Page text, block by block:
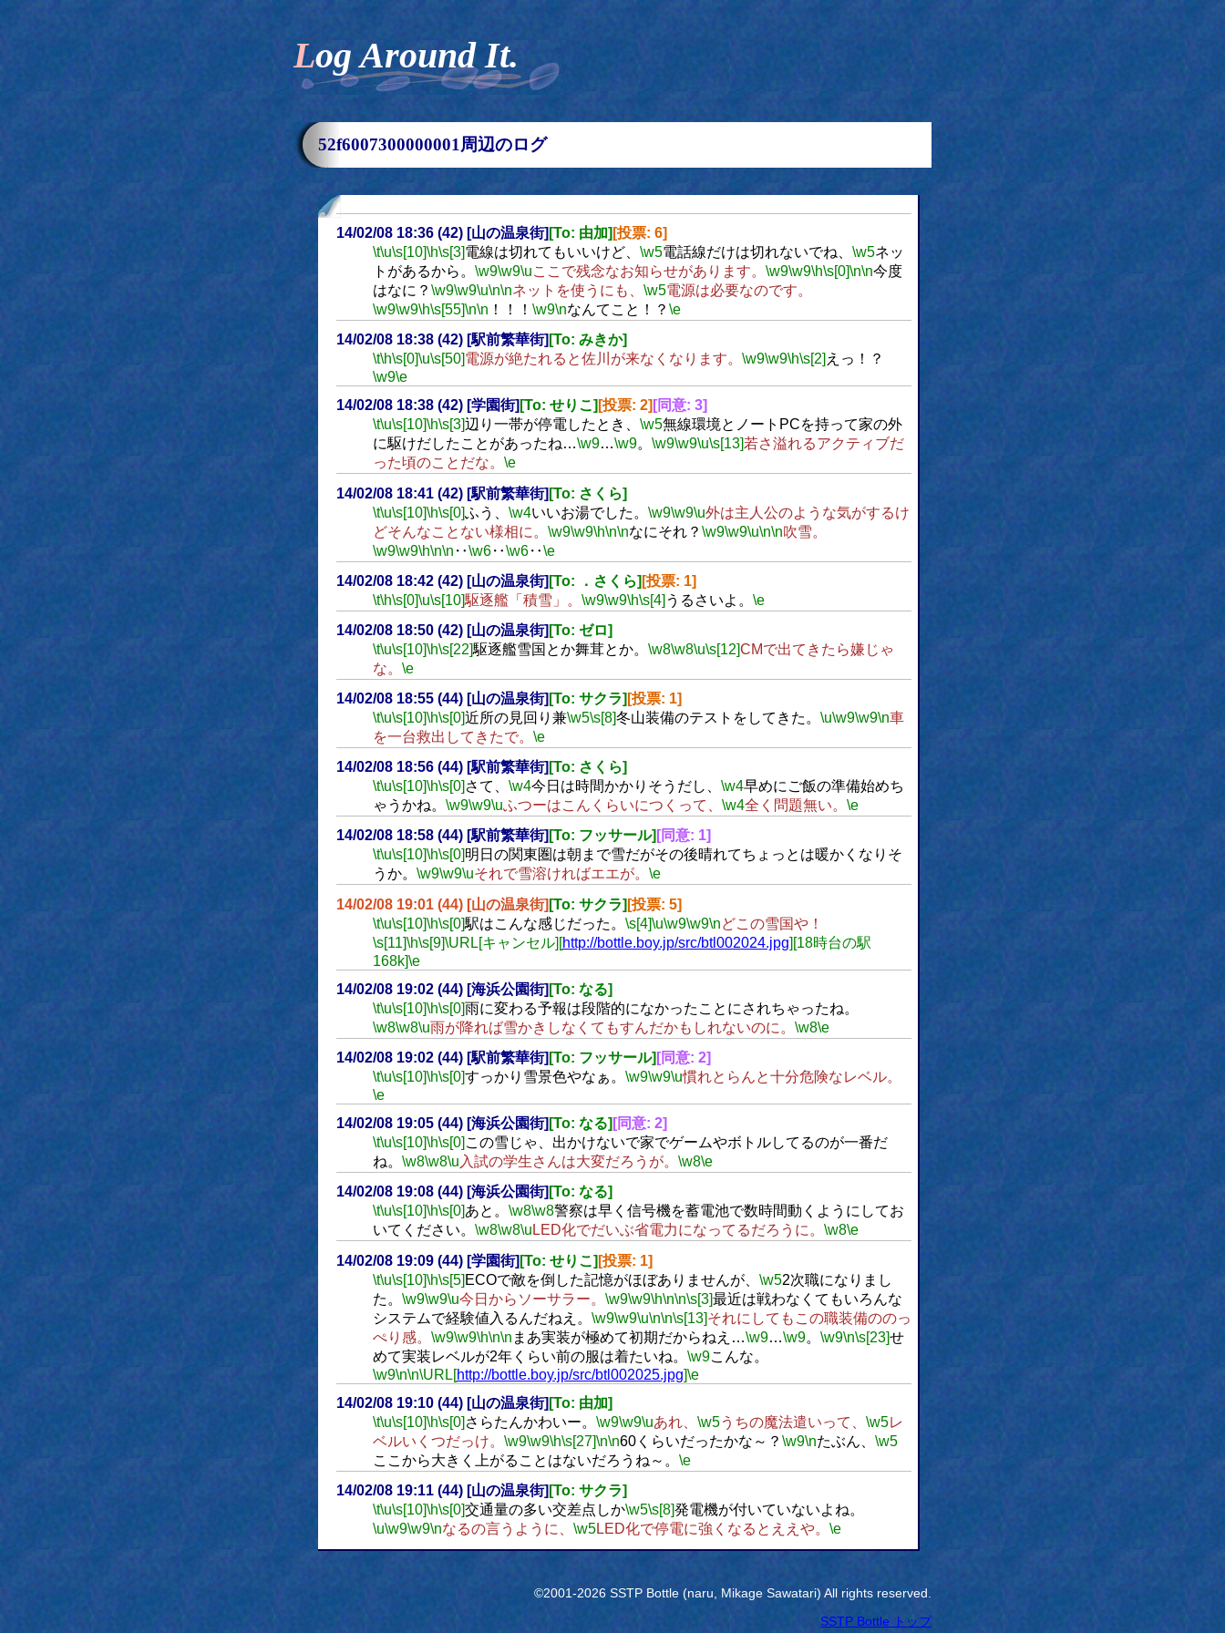
Log Around It.
52f6007300000001周辺のログ
14/02/08 18:36 (42) [山の温泉街] [To: 由加] [投票: 6]
\t\u\s[10]\h\s[3]電線は切れてもいいけど、 \w5電話線だけは切れないでね、 \w5ネッ
トがあるから。 \w9\w9\uここで残念なお知らせがあります。 \w9\w9\h\s[0]\n\n今度
はなに？ \w9\w9\u\n\nネットを使うにも、 \w5電源は必要なのです。
\w9\w9\h\s[55]\n\n ！！！ \w9\nなんてこと！？ \e
14/02/08 18:38 (42) [駅前繁華街] [To: みきか]
\t\h\s[0]\u\s[50]電源が絶たれると佐川が来なくなります。 \w9\w9\h\s[2] えっ！？
\w9\e
14/02/08 18:38 (42) [学園街] [To: せりこ] [投票: 2] [同意: 3]
\t\u\s[10]\h\s[3]辺り一帯が停電したとき、 \w5無線環境とノートPCを持って家の外
に駆けだしたことがあったね…\w9…\w9。 \w9\w9\u\s[13]若さ溢れるアクティブだ
った頃のことだな。 \e
14/02/08 18:41 (42) [駅前繁華街] [To: さくら]
\t\u\s[10]\h\s[0]ふう、 \w4いいお湯でした。 \w9\w9\u外は主人公のような気がするけ
どそんなことない様相に。 \w9\w9\h\n\nなにそれ？ \w9\w9\u\n\n吹雪。
\w9\w9\h\n\n ‥\w6‥\w6‥\e
14/02/08 18:42 (42) [山の温泉街] [To: ．さくら] [投票: 1]
\t\h\s[0]\u\s[10]駆逐艦「積雪」。 \w9\w9\h\s[4] うるさいよ。 \e
14/02/08 18:50 (42) [山の温泉街] [To: ゼロ]
\t\u\s[10]\h\s[22]駆逐艦雪国とか舞茸とか。 \w8\w8\u\s[12]CMで出てきたら嫌じゃ
な。 \e
14/02/08 18:55 (44) [山の温泉街] [To: サクラ] [投票: 1]
\t\u\s[10]\h\s[0]近所の見回り兼\w5\s[8]冬山装備のテストをしてきた。 \u\w9\w9\n車
を一台救出してきたで。 \e
14/02/08 18:56 (44) [駅前繁華街] [To: さくら]
\t\u\s[10]\h\s[0] さて、 \w4今日は時間かかりそうだし、 \w4早めにご飯の準備始めち
ゃうかね。 \w9\w9\uふつーはこんくらいにつくって、 \w4全く問題無い。 \e
14/02/08 18:58 (44) [駅前繁華街] [To: フッサール] [同意: 1]
\t\u\s[10] \h\s[0] 明日の関東圏は朝まで雪だがその後晴れてちょっとは暖かくなりそ
うか。 \w9\w9\uそれで雪溶ければエエが。 \e
14/02/08 19:01 (44) [山の温泉街] [To: サクラ] [投票: 5]
\t\u\s[10]\h\s[0]駅はこんな感じだった。 \s[4]\u\w9\w9\nどこの雪国や！
\s[11]\h\s[9]\URL[キャンセル][http://bottle.boy.jp/src/btl002024.jpg][18時台の駅
168k]\e
14/02/08 19:02 (44) [海浜公園街] [To: なる]
\t\u\s[10]\h\s[0]雨に変わる予報は段階的になかったことにされちゃったね。
\w8\w8\u雨が降れば雪かきしなくてもすんだかもしれないのに。 \w8\e
14/02/08 19:02 (44) [駅前繁華街] [To: フッサール] [同意: 2]
\t\u\s[10]\h\s[0]すっかり雪景色やなぁ。 \w9\w9\u慣れとらんと十分危険なレベル。
\e
14/02/08 19:05 (44) [海浜公園街] [To: なる] [同意: 2]
\t\u\s[10]\h\s[0] この雪じゃ、出かけないで家でゲームやボトルしてるのが一番だ
ね。 \w8\w8\u 入試の学生さんは大変だろうが。 \w8\e
14/02/08 19:08 (44) [海浜公園街] [To: なる]
\t\u\s[10]\h\s[0]あと。 \w8\w8警察は早く信号機を蓄電池で数時間動くようにしてお
いてください。 \w8\w8\uLED化でだいぶ省電力になってるだろうに。 \w8\e
14/02/08 19:09 (44) [学園街] [To: せりこ] [投票: 1]
\t\u\s[10]\h\s[5] ECOで敵を倒した記憶がほぼありませんが、 \w52次職になりまし
た。 \w9\w9\u今日からソーサラー。 \w9\w9\h\n\n\s[3]最近は戦わなくてもいろんな
システムで経験値入るんだねえ。 \w9\w9\u\n\n\s[13]それにしてもこの職装備ののっ
ぺり感。 \w9\w9\h\n\n まあ実装が極めて初期だからねえ…\w9…\w9。 \w9\n\s[23]せ
めて実装レベルが2年くらい前の服は着たいね。 \w9こんな。
\w9\n\n\URL[http://bottle.boy.jp/src/btl002025.jpg]\e
14/02/08 19:10 (44) [山の温泉街] [To: 由加]
\t\u\s[10]\h\s[0] さらたんかわいー。 \w9\w9\uあれ、 \w5うちの魔法遣いって、 \w5レ
ベルいくつだっけ。 \w9\w9\h\s[27]\n\n60くらいだったかな～？ \w9\nたぶん、 \w5
ここから大きく上がることはないだろうね～。 \e
14/02/08 19:11 (44) [山の温泉街] [To: サクラ]
\t\u\s[10]\h\s[0]交通量の多い交差点しか\w5\s[8]発電機が付いていないよね。
\u\w9\w9\nなるの言うように、 \w5LED化で停電に強くなるとええや。 \e
©2001-2026 SSTP Bottle (naru, Mikage Sawatari) All rights reserved.
SSTP Bottle トップ